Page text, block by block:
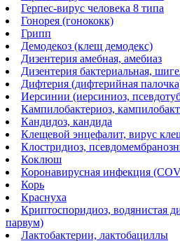
Герпес-вирус человека 8 типа
Гонорея (гонококк)
Грипп
Демодекоз (клещ демодекс)
Дизентерия амебная, амебиаз
Дизентерия бактериальная,
Дифтерия (дифтерийная
Иерсинии (иерсиниоз,
Кампилобактериоз,
Кандидоз, кандида
Клещевой энцефалит, вирус
Клостридиоз,
Коклюш
Коронавирусная инфекция
Корь
Краснуха
Криптоспоридиоз, водянистая
парвум)
Лактобактерии, лактобациллы